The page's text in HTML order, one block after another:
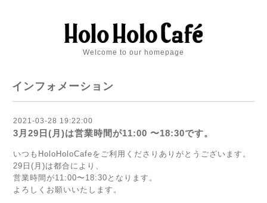
Welcome to our homepage
インフォメーション
2021-03-28 19:22:00
3月29日(月)は営業時間が11:00 〜18:30です。
いつもHoloHoloCafeをご利用くださりありがとうございます。
29日(月)は都合により、
営業時間が11:00〜18:30となります。
よろしくお願いいたします。